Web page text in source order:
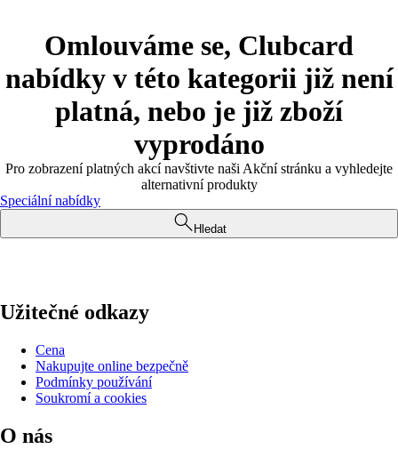
Omlouváme se, Clubcard
nabídky v této kategorii již není
platná, nebo je již zboží
vyprodáno
Pro zobrazení platných akcí navštivte naši Akční stránku a vyhledejte
alternativní produkty
Speciální nabídky
Hledat
Užitečné odkazy
Cena
Nakupujte online bezpečně
Podmínky používání
Soukromí a cookies
O nás